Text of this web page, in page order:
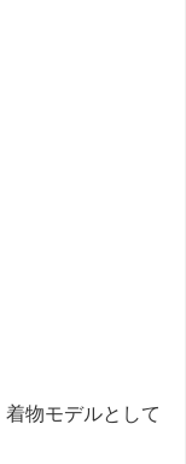
物モデルとして